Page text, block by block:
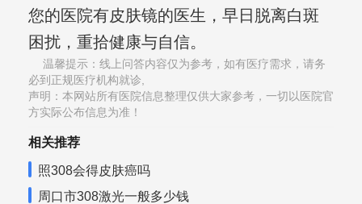
您的医院有皮肤镜的医生，早日脱离白斑
困扰，重拾健康与自信。
温馨提示：线上问答内容仅为参考，如有医疗需求，请务
必到正规医疗机构就诊,
声明：本网站所有医院信息整理仅供大家参考，一切以医院官
方实际公布信息为准！
相关推荐
照308会得皮肤癌吗
周口市308激光一般多少钱